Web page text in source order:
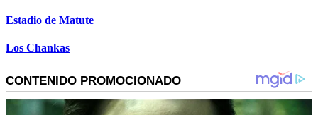
Estadio de Matute
Los Chankas